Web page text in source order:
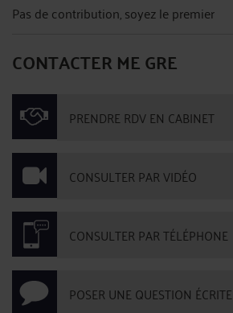
Pas de contribution, soyez le premier
CONTACTER ME GRE
PRENDRE RDV EN CABINET
CONSULTER PAR VIDÉO
CONSULTER PAR TÉLÉPHONE
POSER UNE QUESTION ÉCRITE